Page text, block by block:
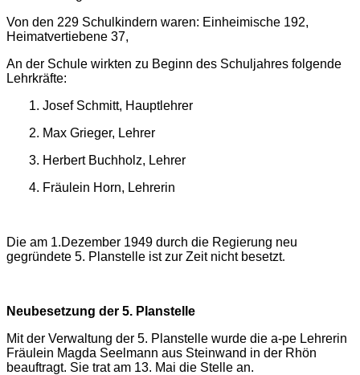
Von den 229 Schulkindern waren: Einheimische 192,
Heimatvertiebene 37,
An der Schule wirkten zu Beginn des Schuljahres folgende
Lehrkräfte:
1. Josef Schmitt, Hauptlehrer
2. Max Grieger, Lehrer
3. Herbert Buchholz, Lehrer
4. Fräulein Horn, Lehrerin
Die am 1.Dezember 1949 durch die Regierung neu
gegründete 5. Planstelle ist zur Zeit nicht besetzt.
Neubesetzung der 5. Planstelle
Mit der Verwaltung der 5. Planstelle wurde die a-pe Lehrerin
Fräulein Magda Seelmann aus Steinwand in der Rhön
beauftragt. Sie trat am 13. Mai die Stelle an.